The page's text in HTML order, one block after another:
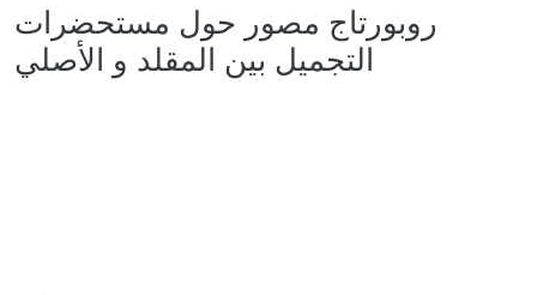
روبورتاج مصور حول مستحضرات
التجميل بين المقلد و الأصلي